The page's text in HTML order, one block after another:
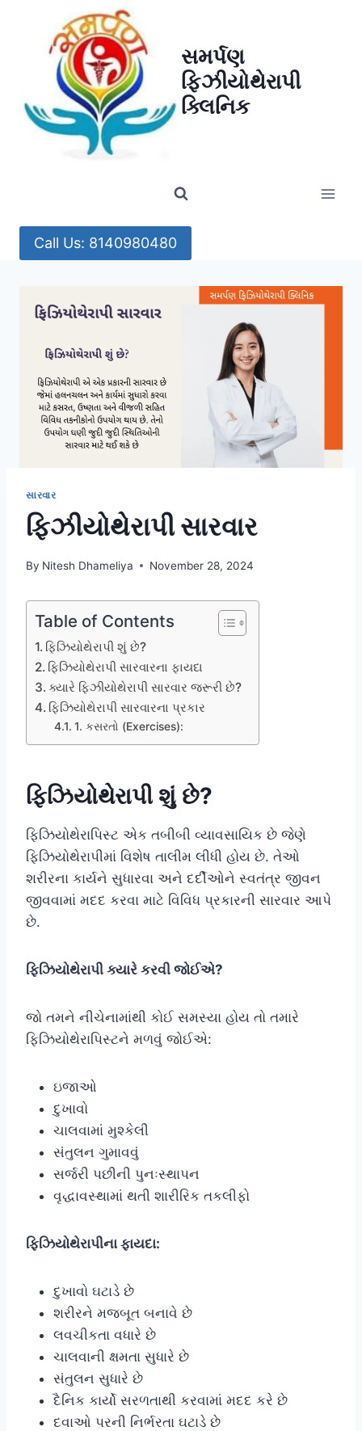
સમર્પણ
ફિઝીયોથેરાપી
ક્લિનિક
Call Us: 8140980480
સારવાર
ફિઝીયોથેરાપી સારવાર
By Nitesh Dhameliya November 28, 2024
Table of Contents
ફિઝિયોથેરાપી શું છે?
ફિઝિયોથેરાપી સારવારના ફાયદા
ક્યારે ફિઝીયોથેરાપી સારવાર જરૂરી છે?
ફિઝિયોથેરાપી સારવારના પ્રકાર
1. કસરતો (Exercises):
ફિઝિયોથેરાપી શું છે?
ફિઝિયોથેરાપિસ્ટ એક તબીબી વ્યાવસાયિક છે જેણે
ફિઝિયોથેરાપીમાં વિશેષ તાલીમ લીધી હોય છે. તેઓ
શરીરના કાર્યને સુધારવા અને દર્દીઓને સ્વતંત્ર જીવન
જીવવામાં મદદ કરવા માટે વિવિધ પ્રકારની સારવાર આપે
છે.
ફિઝિયોથેરાપી ક્યારે કરવી જોઈએ?
જો તમને નીચેનામાંથી કોઈ સમસ્યા હોય તો તમારે
ફિઝિયોથેરાપિસ્ટને મળવું જોઈએ:
ઇજાઓ
દુખાવો
ચાલવામાં મુશ્કેલી
સંતુલન ગુમાવવું
સર્જરી પછીની પુનઃસ્થાપન
વૃદ્ધાવસ્થામાં થતી શારીરિક તકલીફો
ફિઝિયોથેરાપીના ફાયદા:
દુખાવો ઘટાડે છે
શરીરને મજબૂત બનાવે છે
લવચીકતા વધારે છે
ચાલવાની ક્ષમતા સુધારે છે
સંતુલન સુધારે છે
દૈનિક કાર્યો સરળતાથી કરવામાં મદદ કરે છે
દવાઓ પરની નિર્ભરતા ઘટાડે છે